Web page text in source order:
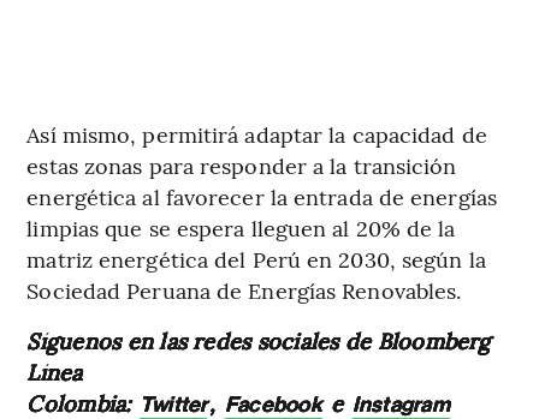
Así mismo, permitirá adaptar la capacidad de
estas zonas para responder a la transición
energética al favorecer la entrada de energías
limpias que se espera lleguen al 20% de la
matriz energética del Perú en 2030, según la
Sociedad Peruana de Energías Renovables.
Síguenos en las redes sociales de Bloomberg
Línea
Colombia: Twitter, Facebooke Instagram